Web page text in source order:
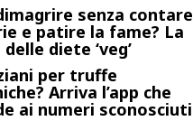
senza contare
e patire la fame? La
diete ‘veg’
per truffe
Arriva l’app che
ai numeri sconosciuti